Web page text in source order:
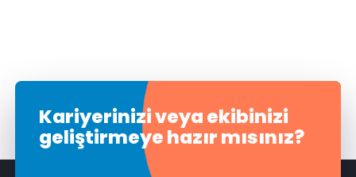
Kariyerinizi veya ekibinizi
geliştirmeye hazır mısınız?